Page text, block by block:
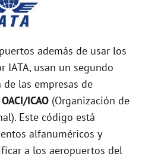
además de usar los
IATA, usan un segundo
las empresas de
OACI/ICAO (Organización de
Este código está
alfanuméricos y
a los aeropuertos del